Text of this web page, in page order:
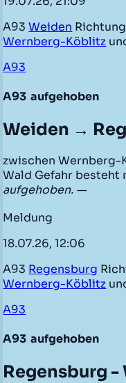
A93Weiden Richtung
Wernberg-Köblitz
A93
A93 aufgehoben
Weiden →
zwischen Wernberg-
Wald Gefahr besteht
aufgehoben. —
Meldung
18.07.26, 12:06
A93 Regensburg
Wernberg-Köblitz
A93
A93 aufgehoben
Regensburg -